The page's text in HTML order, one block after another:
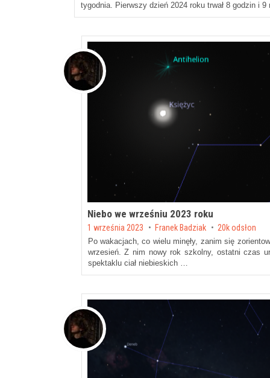
tygodnia. Pierwszy dzień 2024 roku trwał 8 godzin i
Niebo we wrześniu 2023 roku
Posted on
1 września 2023 by Franek Badziak 20k odsłon
Po wakacjach, co wielu minęły, zanim się
wrzesień. Z nim nowy rok szkolny, ostatni czas
spektaklu ciał niebieskich …